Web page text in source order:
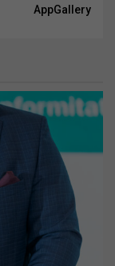
AppGallery